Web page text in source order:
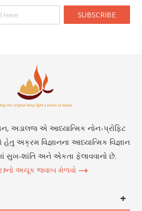
SUBSCRIBE
અડાલજ એ આધ્યાત્મિક નોન-પ્રોફિટ
અક્રમ વિજ્ઞાનના આધ્યાત્મિક વિજ્ઞાન
સુખ-શાંતિ અને એકતા ફેલાવવાનો છે.
અચૂક જવાબ મેળવો